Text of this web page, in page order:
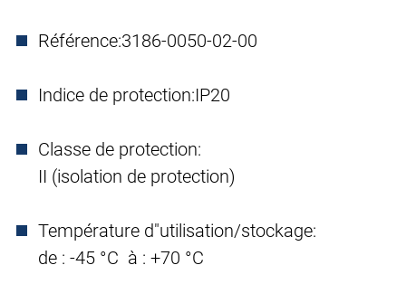
Référence:3186-0050-02-00
Indice de protection:IP20
Classe de protection:
II (isolation de protection)
Température d"utilisation/stockage:
de : -45 °C à : +70 °C